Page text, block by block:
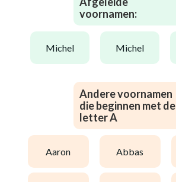
voornamen:
michel michel
Andere voornamen
die beginnen met de
letter A
aaron abbas